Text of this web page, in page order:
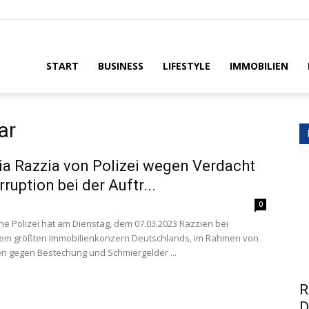
START BUSINESS LIFESTYLE IMMOBILIEN
Razzia von Polizei wegen Verdacht
bei der Auftr...
0
Polizei hat am Dienstag, dem 07.03.2023 Razzien bei
größten Immobilienkonzern Deutschlands, im Rahmen von
gegen Bestechung und Schmiergelder ...